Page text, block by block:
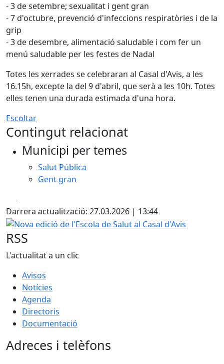
- 3 de setembre; sexualitat i gent gran
- 7 d'octubre, prevenció d'infeccions respiratòries i de la
grip
- 3 de desembre, alimentació saludable i com fer un
menú saludable per les festes de Nadal
Totes les xerrades se celebraran al Casal d'Avis, a les
16.15h, excepte la del 9 d'abril, que serà a les 10h. Totes
elles tenen una durada estimada d'una hora.
Escoltar
Contingut relacionat
Municipi per temes
Salut Pública
Gent gran
Darrera actualització: 27.03.2026 | 13:44
Nova edició de l'Escola de Salut al Casal d'Avis
RSS
L'actualitat a un clic
Avisos
Notícies
Agenda
Directoris
Documentació
Adreces i telèfons